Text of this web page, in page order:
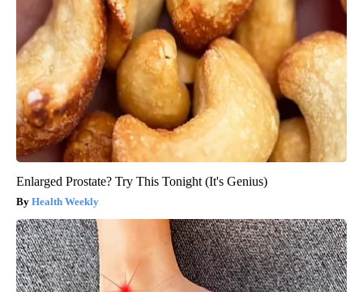
Enlarged Prostate? Try This Tonight (It's Genius)
Health Weekly